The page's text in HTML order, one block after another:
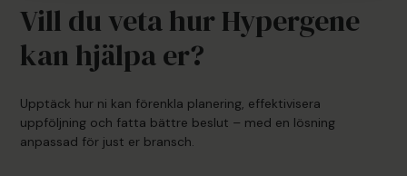
Vill du veta hur Hypergene
kan hjälpa er?
Upptäck hur ni kan förenkla planering, effektivisera
uppföljning och fatta bättre beslut – med en lösning
anpassad för just er bransch.